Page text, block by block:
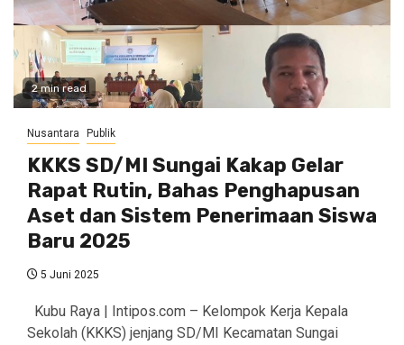
2 min read
Nusantara Publik
KKKS SD/MI Sungai Kakap Gelar
Rapat Rutin, Bahas Penghapusan
Aset dan Sistem Penerimaan Siswa
Baru 2025
5 Juni 2025
Kubu Raya | Intipos.com – Kelompok Kerja Kepala
Sekolah (KKKS) jenjang SD/MI Kecamatan Sungai